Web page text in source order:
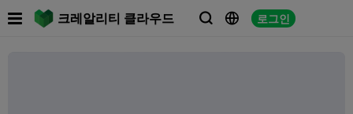
크레알리티 클라우드   로그인